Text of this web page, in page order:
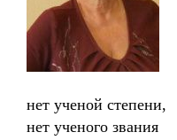
нет ученой степени,
нет ученого звания